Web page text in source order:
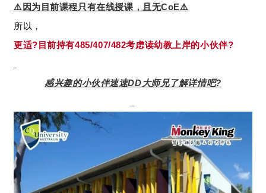
⚠️因为目前课程只有在线授课，且无CoE⚠️
所以，
更适?目前持有485/407/482考虑读幼教上岸的小伙伴?
感兴趣的小伙伴速速DD大师兄了解详情吧?